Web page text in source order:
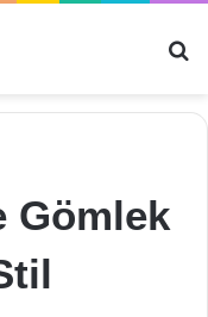
Gömlek